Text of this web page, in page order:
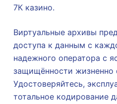
7К казино.
Виртуальные архивы
доступа к данным с
надежного оператора с
защищённости жизненно
Удостоверяйтесь,
тотальное кодирование